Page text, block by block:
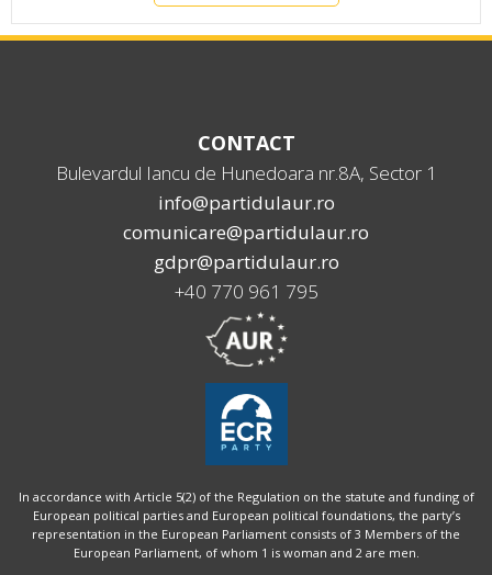
CONTACT
Bulevardul Iancu de Hunedoara nr.8A, Sector 1
info@partidulaur.ro
comunicare@partidulaur.ro
gdpr@partidulaur.ro
+40 770 961 795
In accordance with Article 5(2) of the Regulation on the statute and funding of
European political parties and European political foundations, the party’s
representation in the European Parliament consists of 3 Members of the
European Parliament, of whom 1 is woman and 2 are men.